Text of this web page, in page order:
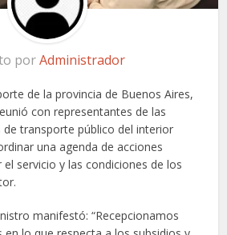
porAdministrador
de la provincia de Buenos Aires,
con representantes de las
de transporte público del interior
una agenda de acciones
servicio y las condiciones de los
manifestó: “Recepcionamos